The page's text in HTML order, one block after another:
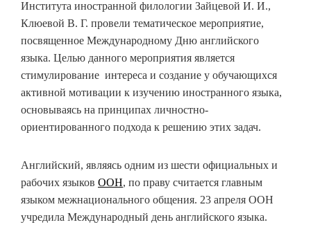
Института иностранной филологии Зайцевой И. И.,
Клюевой В. Г. провели тематическое мероприятие,
посвященное Международному Дню английского
языка. Целью данного мероприятия является
стимулирование интереса и создание у обучающихся
активной мотивации к изучению иностранного языка,
основываясь на принципах личностно-
ориентированного подхода к решению этих задач.
Английский, являясь одним из шести официальных и
рабочих языков ООН, по праву считается главным
языком межнационального общения. 23 апреля ООН
учредила Международный день английского языка.